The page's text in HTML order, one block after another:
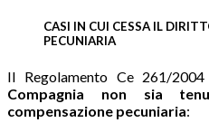
CASI IN CUI CESSA IL
PECUNIARIA
Il Regolamento Ce 261/
Compagnia non sia
compensazione pecuniaria: